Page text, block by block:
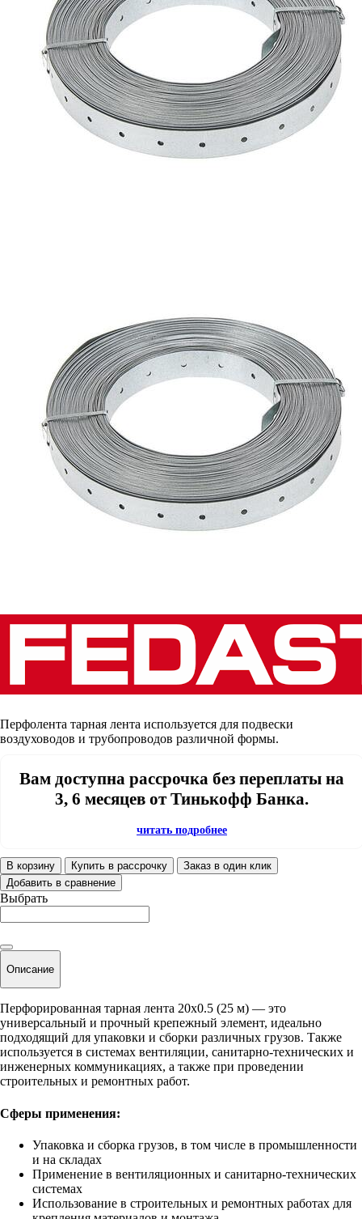
Перфолента тарная лента используется для подвески
воздуховодов и трубопроводов различной формы.
Вам доступна рассрочка без переплаты на
3, 6 месяцев от Тинькофф Банка.
читать подробнее
В корзину Купить в рассрочку
Заказ в один клик
Добавить в сравнение
Выбрать
Описание
Перфорированная тарная лента 20x0.5 (25 м) — это
универсальный и прочный крепежный элемент, идеально
подходящий для упаковки и сборки различных грузов. Также
используется в системах вентиляции, санитарно-технических и
инженерных коммуникациях, а также при проведении
строительных и ремонтных работ.
Сферы применения:
Упаковка и сборка грузов, в том числе в промышленности
и на складах
Применение в вентиляционных и санитарно-технических
системах
Использование в строительных и ремонтных работах для